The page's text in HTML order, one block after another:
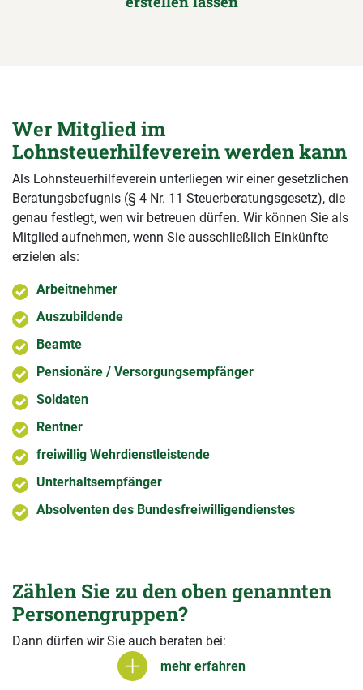
Wer Mitglied im
Lohnsteuerhilfeverein werden kann
Als Lohnsteuerhilfeverein unterliegen wir einer gesetzlichen
Beratungsbefugnis (§ 4 Nr. 11 Steuerberatungsgesetz), die
genau festlegt, wen wir betreuen dürfen. Wir können Sie als
Mitglied aufnehmen, wenn Sie ausschließlich Einkünfte
erzielen als:
Arbeitnehmer
Auszubildende
Beamte
Pensionäre / Versorgungsempfänger
Soldaten
Rentner
freiwillig Wehrdienstleistende
Unterhaltsempfänger
Absolventen des Bundesfreiwilligendienstes
Zählen Sie zu den oben genannten
Personengruppen?
Dann dürfen wir Sie auch beraten bei:
mehr erfahren
mehr erfahren